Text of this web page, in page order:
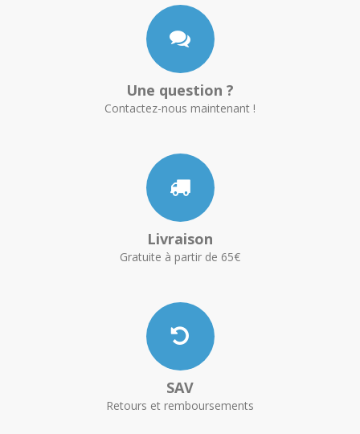
Une question ?
Contactez-nous maintenant !
Livraison
Gratuite à partir de 65€
SAV
Retours et remboursements